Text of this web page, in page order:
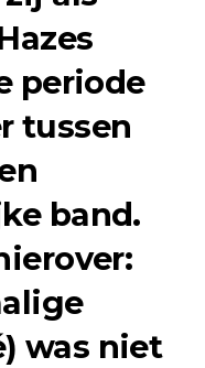
periode
tussen
band.
was niet